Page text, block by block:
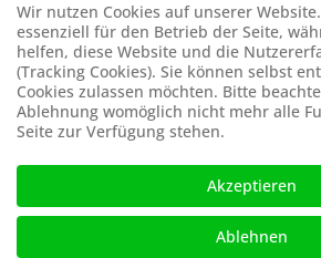
Saison 2017/18
Saison 2016/17
© Schachbezirk Hochsauerland 2026,
Theme-Point
Wir nutzen Cookies auf unserer
essenziell für den Betrieb der Seite,
helfen, diese Website und die
(Tracking Cookies). Sie können selbst
Cookies zulassen möchten. Bitte
Ablehnung womöglich nicht mehr alle
Seite zur Verfügung stehen.
Akzeptieren
Ablehnen